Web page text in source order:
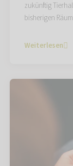
zukünftig
bisherigen
Weiterlesen